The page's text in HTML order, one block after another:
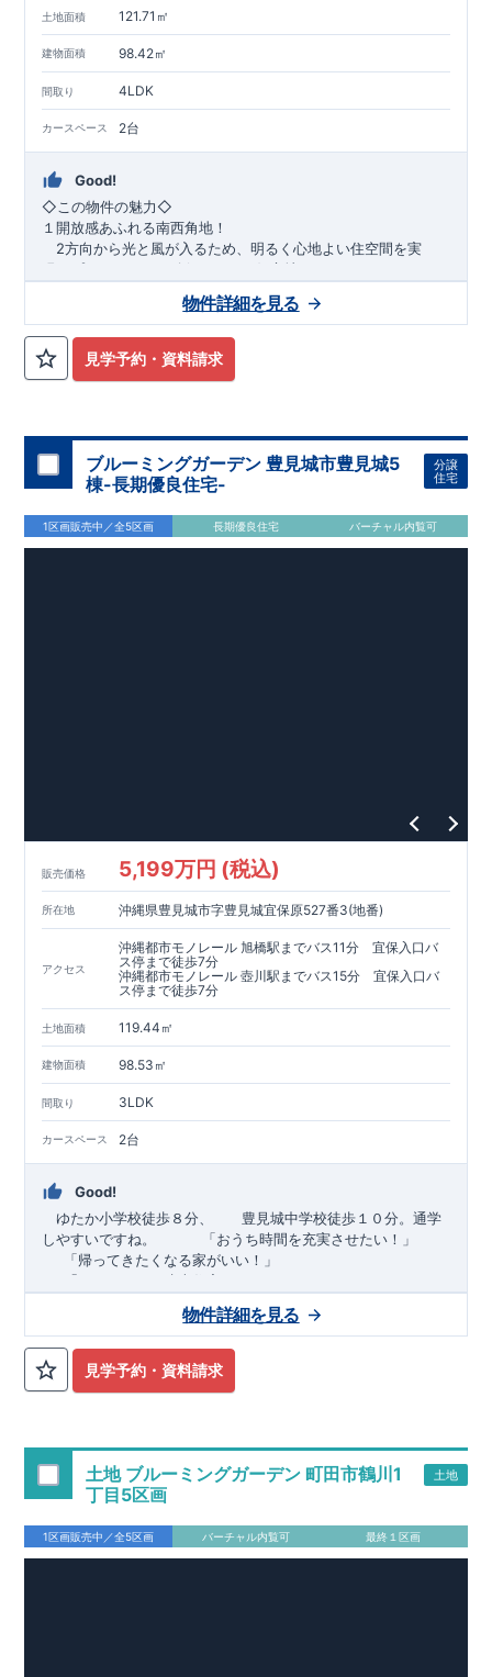
住宅面積
５省エネルギー性
■住宅性能評価ダブル取得​スマートフォンで見やすい特設サイ
トはこちら
★​物件のご案内は、
スムーズにご案内が可能♪​お気軽にお問い合わせください♪​お
問い合わせお待ちしております
場合は、現地確認の他に近くにある同仕様の完成物件をご案内
致します。
土地面積 121.71㎡
建物面積 98.42㎡
間取り 4LDK
カースペース 2台
Good!
​◇この物件の魅力◇
１開放感あふれる南西角地！
2方向から光と風が入るため、明るく心地よい住空間を実
現。プライバシーも確保しやすい好立地です♪
自然と利便が両立するロケーション！
最寄りの矢部駅まで徒歩22分で、駅利用も可能。生活施設や
公園も身近にあり、快適な新生活が始められます♪
​◇アクセス◇
◇ロケーション◇
・相模原市立大野北小学校 徒歩22分
・コープときわ店 徒歩9分
・フードワン淵野辺店 徒歩20分
​・セブンイレブン町田常盤店 徒歩11分
◇ブルーミングガーデンのこだわり◇
・設計住宅性能評価：建物設計段階で、国が認めた第三者機関
・建設住宅性能評価：評価を受けた図面通りに施工されている
か、建設までに、計4回のチェックが行われます。
図面や書類上だけでなく、現場の施工状況を検査した上で、品
質を保証しています。
【長期優良住宅】
東栄住宅は国が定める全7つの技術基準をクリアしています。
長期優良住宅とは、｢良い家を作って、きちんと手入れをして、
長く大切に使う｣ことを目的とした認定制度。住宅ローン減税、
固定資産税などの税制優遇を受けられるだけでなく、中古市場
でも、長期優良住宅が有利に働きます。
【充実のアフターサポート】
・東栄住宅では、お引渡し後最大10回の無料定期点検と、60年
間の品質保証を実施。お引渡しからが本当のお付き合いだと考
え、アフターサービスを外部の業者に委託せず、東栄住宅グル
ープ「東栄ホームサービス株式会社」にて責任をもって対応い
たします。
見学予約・資料請求
物件詳細を見る
ブルーミングガーデン 豊見城市豊見城5
棟-長期優良住宅-
分譲
住宅
1区画販売中／全5区画 長期優良住宅 バーチャル内覧可
販売価格 5,199万円 (税込)
所在地 沖縄県豊見城市字豊見城宜保原527番3(地番)
アクセス
沖縄都市モノレール 旭橋駅までバス11分 宜保入口バ
ス停まで徒歩7分
沖縄都市モノレール 壺川駅までバス15分 宜保入口バ
ス停まで徒歩7分
土地面積 119.44㎡
建物面積 98.53㎡
間取り 3LDK
カースペース 2台
Good!
ゆたか小学校徒歩８分、 豊見城中学校徒歩１０分。通学
しやすいですね。
「おうち時間を充実させたい！」
「帰ってきたくなる家がいい！」
「おしゃれなら建売住宅もありかも！」
TEL:098-860-2201（火・水曜日定休日、年末年始休み）
■オプションではありません！全棟標準搭載
ム・ガス衣類乾燥機・食洗器・宅配ボックス・玄関電子キー・
成材にヒノキを使用しております！
■長期優良住宅もっと詳しく
「いい家を作って、きちんと手
7つの厳しい技術基準をクリアした物件だけが認定を受けられる
長期優良住宅。
長期優良住宅として認定を受けるためには、国が定めた下記7つ
見学予約・資料請求
物件詳細を見る
土地 ブルーミングガーデン 町田市鶴川1
丁目5区画
土地
1区画販売中／全5区画 バーチャル内覧可 最終１区画